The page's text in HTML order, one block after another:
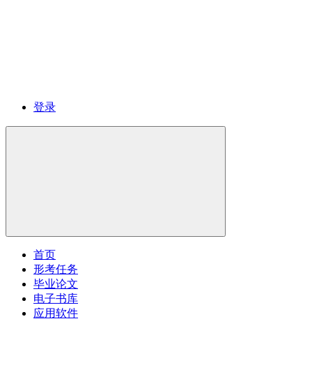
登录
首页
形考任务
毕业论文
电子书库
应用软件